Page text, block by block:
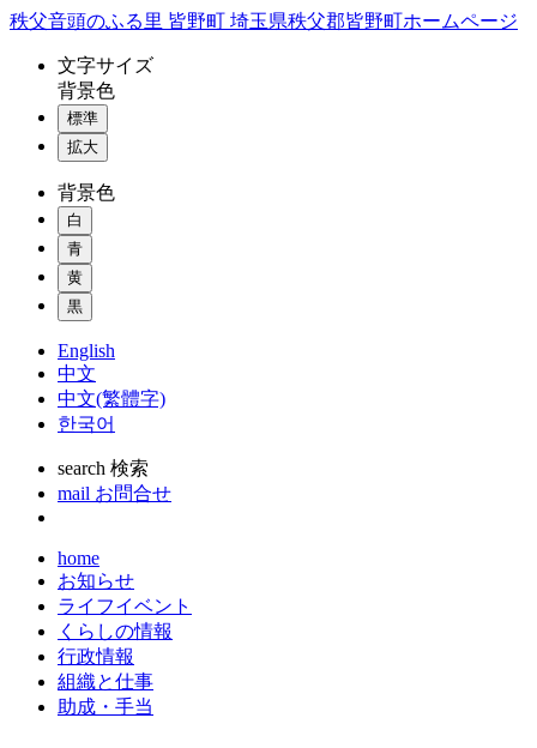
コ
秩父音頭のふる里 皆野町 埼玉県秩父郡皆野町ホームページ
文字サイズ
背景色
標準
拡大
背景色
白
青
黄
黒
English
中文
中文(繁體字)
한국어
search 検索
mail お問合せ
home
お知らせ
ライフイベント
くらしの情報
行政情報
組織と仕事
助成・手当